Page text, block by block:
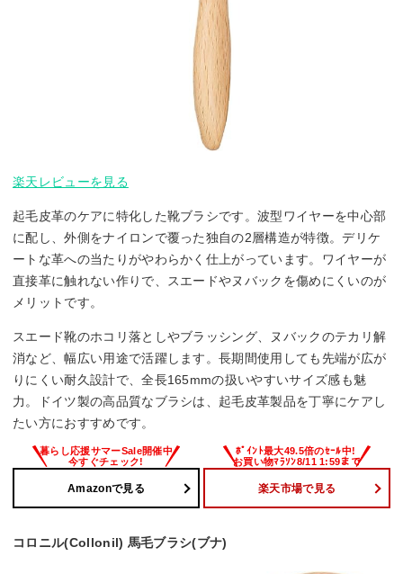
楽天レビューを見る
起毛皮革のケアに特化した靴ブラシです。波型ワイヤーを中心部
に配し、外側をナイロンで覆った独自の2層構造が特徴。デリケ
ートな革への当たりがやわらかく仕上がっています。ワイヤーが
直接革に触れない作りで、スエードやヌバックを傷めにくいのが
メリットです。
スエード靴のホコリ落としやブラッシング、ヌバックのテカリ解
消など、幅広い用途で活躍します。長期間使用しても先端が広が
りにくい耐久設計で、全長165mmの扱いやすいサイズ感も魅
力。ドイツ製の高品質なブラシは、起毛皮革製品を丁寧にケアし
たい方におすすめです。
Amazonで見る 楽天市場で見る
コロニル(Collonil) 馬毛ブラシ(ブナ)